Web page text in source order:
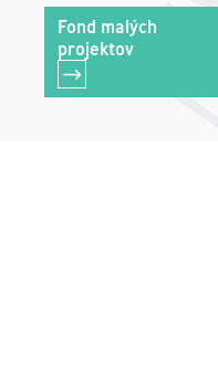
Fond malých
projektov